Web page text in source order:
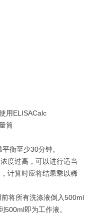
用ELISACalc
筒
衡至少30分钟。
度过高，可以进行适当
计算时应将结果乘以稀
将所有洗涤液倒入500ml
500ml即为工作液。